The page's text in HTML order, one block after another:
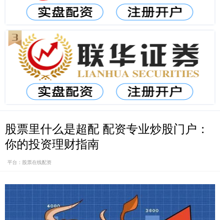
股票里什么是超配 配资专业炒股门户：
你的投资理财指南
平台：股票在线配资